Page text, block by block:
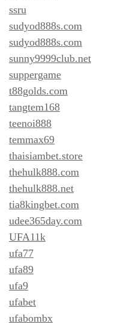
ssru
sudyod888s.com
sudyod888s.com
sunny9999club.net
suppergame
t88golds.com
tangtem168
teenoi888
temmax69
thaisiambet.store
thehulk888.com
thehulk888.net
tia8kingbet.com
udee365day.com
UFA11k
ufa77
ufa89
ufa9
ufabet
ufabombx